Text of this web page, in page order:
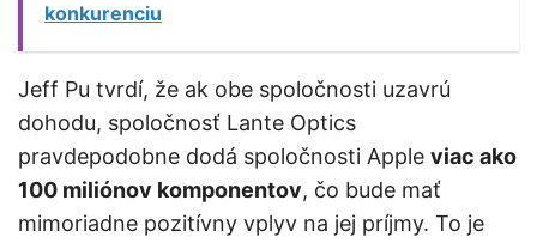
konkurenciu
Jeff Pu tvrdí, že ak obe spoločnosti uzavrú
dohodu, spoločnosť Lante Optics
pravdepodobne dodá spoločnosti Apple viac ako
100 miliónov komponentov, čo bude mať
mimoriadne pozitívny vplyv na jej príjmy. To je